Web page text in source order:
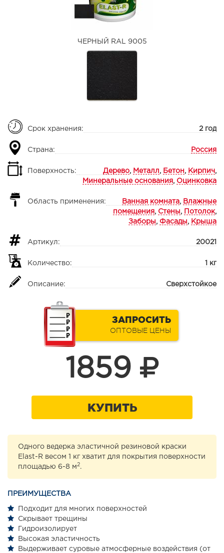
ЧЕРНЫЙ RAL 9005
Срок хранения: 2 год
Страна: Россия
Поверхность: Дерево, Металл , Бетон , Кирпич ,
Минеральные основания , Оцинковка
Область применения: Ванная комната, Влажные
помещения , Стены , Потолок,
Заборы , Фасады , Крыша
Артикул: 20021
Количество: 1 кг
Описание: Сверхстойкое
ЗАПРОСИТЬ
ОПТОВЫЕ ЦЕНЫ
1859
КУПИТЬ
Одного ведерка эластичной резиновой краски
Elast-R весом 1 кг хватит для покрытия поверхности
площадью 6-8 м 2.
ПРЕИМУЩЕСТВА
Подходит для многих поверхностей
Скрывает трещины
Гидроизолирует
Высокая эластичность
Выдерживает суровые атмосферные воздействия (от